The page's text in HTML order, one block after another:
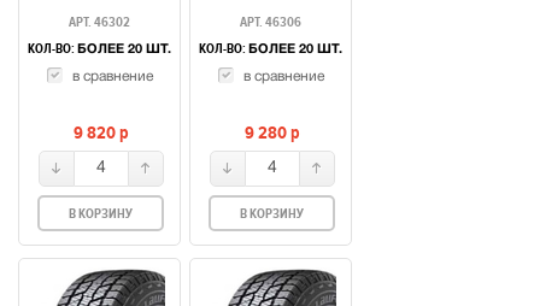
АРТ. 46302
КОЛ-ВО: БОЛЕЕ 20 ШТ.
в сравнение
9 820p
4
В КОРЗИНУ
АРТ. 46306
КОЛ-ВО: БОЛЕЕ 20 ШТ.
в сравнение
9 280p
4
В КОРЗИНУ